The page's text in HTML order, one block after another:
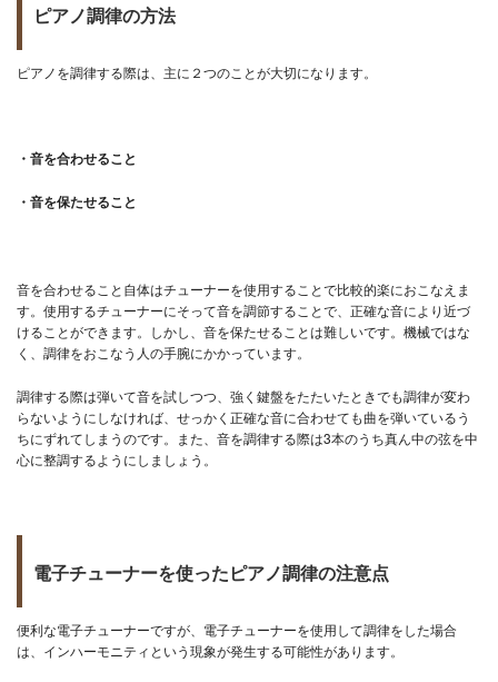
ピアノ調律の方法
ピアノを調律する際は、主に２つのことが大切になります。
・音を合わせること
・音を保たせること
音を合わせること自体はチューナーを使用することで比較的楽におこなえま
す。使用するチューナーにそって音を調節することで、正確な音により近づ
けることができます。しかし、音を保たせることは難しいです。機械ではな
く、調律をおこなう人の手腕にかかっています。
調律する際は弾いて音を試しつつ、強く鍵盤をたたいたときでも調律が変わ
らないようにしなければ、せっかく正確な音に合わせても曲を弾いているう
ちにずれてしまうのです。また、音を調律する際は3本のうち真ん中の弦を中
心に整調するようにしましょう。
電子チューナーを使ったピアノ調律の注意点
便利な電子チューナーですが、電子チューナーを使用して調律をした場合
は、インハーモニティという現象が発生する可能性があります。